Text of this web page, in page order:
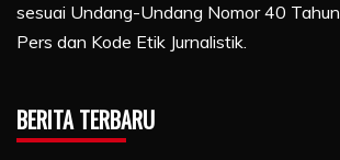
sesuai Undang-Undang Nomor 40
Pers dan Kode Etik Jurnalistik.
BERITA TERBARU